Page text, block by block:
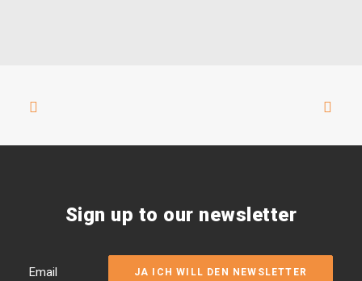
Sign up to our newsletter